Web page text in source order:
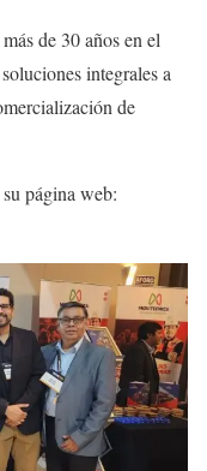
de 30 años en el
integrales a
de
página web: